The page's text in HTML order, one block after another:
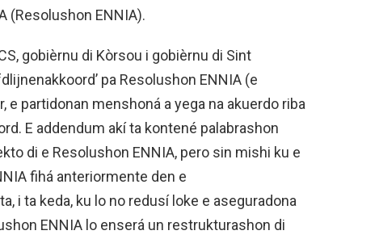
(Resolushon ENNIA).
gobièrnu di Kòrsou i gobièrnu di Sint
pa Resolushon ENNIA (e
e partidonan menshoná a yega na akuerdo riba
E addendum akí ta kontené palabrashon
di e Resolushon ENNIA, pero sin mishi ku e
fihá anteriormente den e
i ta keda, ku lo no redusí loke e aseguradona
ENNIA lo enserá un restrukturashon di